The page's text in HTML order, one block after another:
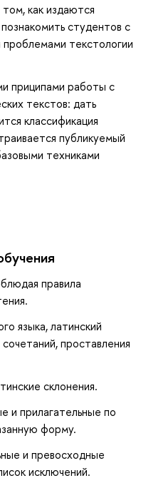
как издаются
студентов с
текстологии
приципами работы с
текстов: дать
классификация
публикуемый
техниками
правила
языка, латинский
проставления
склонения.
и прилагательные по
форму.
и превосходные
исключений.